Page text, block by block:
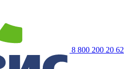
8 800 200 20 62